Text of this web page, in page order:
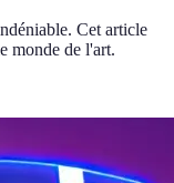
Cet article
monde de l'art.